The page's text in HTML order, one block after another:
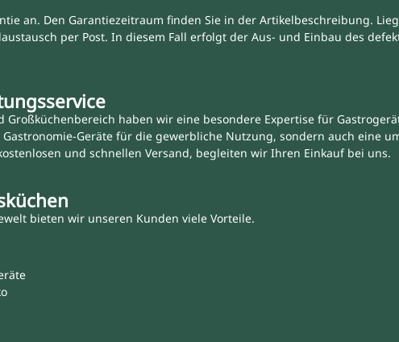
an. Den Garantiezeitraum finden Sie in der Artikelbeschreibung.
per Post. In diesem Fall erfolgt der Aus- und Einbau des
haben wir eine besondere Expertise für
Geräte für die gewerbliche Nutzung, sondern auch eine
und schnellen Versand, begleiten wir Ihren Einkauf bei uns.
bieten wir unseren Kunden viele Vorteile.